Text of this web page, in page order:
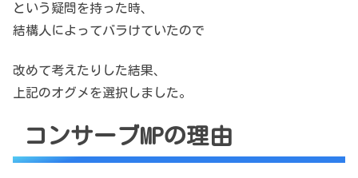
という疑問を持った時、
結構人によってバラけていたので
改めて考えたりした結果、
上記のオグメを選択しました。
コンサーブMPの理由